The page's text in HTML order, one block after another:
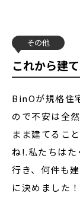
その他
これから建
BinOが規格住
ので不安は全
まま建てるこ
ね!.私たちはた
行き、何件も
に決めました！